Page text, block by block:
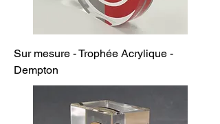
Sur mesure - Trophée Acrylique -
Dempton